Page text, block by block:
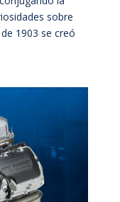
sobre
1903 se creó